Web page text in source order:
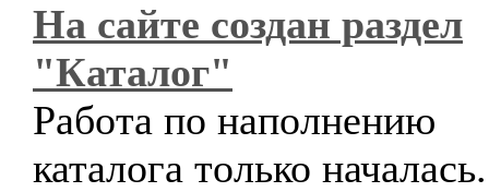
На сайте создан раздел
"Каталог"
Работа по наполнению
каталога только началась.